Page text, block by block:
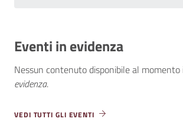
Eventi in evidenza
Nessun contenuto disponibile al momento
evidenza.
VEDI TUTTI GLI EVENTI